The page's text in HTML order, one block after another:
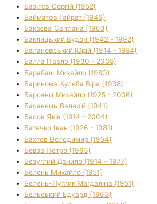
Базілєв Сергій (1952)
Байматов Гайрат (1946)
Бакаєва Світлана (1963)
Баклицький Вудон (1942 - 1992)
Балановський Юрій (1914 - 1984)
Балла Павло (1930 - 2008)
Барабаш Михайло (1980)
Баринова-Кулеба Віра (1938)
Бароянц Михайло (1925 - 2006)
Басанець Валерій (1941)
Басов Яків (1914 - 2004)
Батечко Іван (1926 - 1981)
Бахтов Володимир (1954)
Бевза Петро (1963)
Безуглий Данило (1914 - 1977)
Белень Михайло (1951)
Белень-Пуглик Магдаліна (1951)
Бельський Едуард (1963)